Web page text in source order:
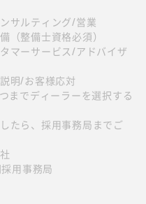
サルティング/営業
（整備士資格必須）
マーサービス/アドバイザ
明/お客様応対
までディーラーを選択する
たら、採用事務局までご
用事務局